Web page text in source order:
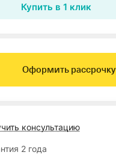
Купить в 1 клик
Оформить рассрочку
консультацию
2 года